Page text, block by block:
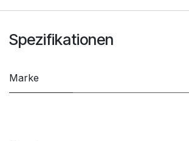
Spezifikationen
Marke